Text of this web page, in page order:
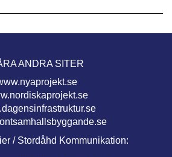
ANDRA SITER
/ Stordåhd Kommunikation: